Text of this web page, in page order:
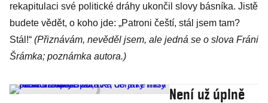
rekapitulaci své politické dráhy ukončil slovy básníka. Jistě
budete vědět, o koho jde: „Patroni čeští, stál jsem tam?
Stál!“ (Přiznávám, nevěděl jsem, ale jedná se o slova Fráni
Šrámka; poznámka autora.)
Není už úplně